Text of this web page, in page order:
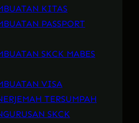
KITAS
PASSPORT
SKCK MABES
VISA
TERSUMPAH
SKCK